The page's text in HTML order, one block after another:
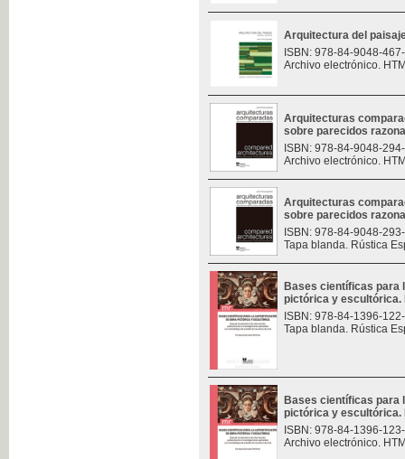
Arquitectura del
ISBN: 978-84-9048-
Archivo electrónico.
Arquitecturas
sobre parecidos
ISBN: 978-84-9048-
Archivo electrónico.
Arquitecturas
sobre parecidos
ISBN: 978-84-9048-
Tapa blanda. Rústica
Bases científicas para
pictórica y escultórica.
ISBN: 978-84-1396-
Tapa blanda. Rústica
Bases científicas para
pictórica y escultórica.
ISBN: 978-84-1396-
Archivo electrónico.